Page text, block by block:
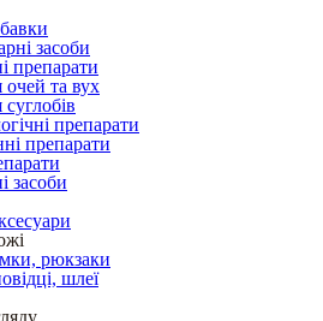
засоби
препарати
та вух
препарати
препарати
засоби
рюкзаки
шлеї